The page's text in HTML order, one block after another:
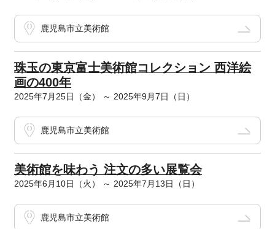
鹿児島市立美術館
珠玉の東京富士美術館コレクション 西洋絵
画の400年
2025年7月25日（金） ～ 2025年9月7日（日）
鹿児島市立美術館
美術館を味わう 注文の多い展覧会
2025年6月10日（火） ～ 2025年7月13日（日）
鹿児島市立美術館